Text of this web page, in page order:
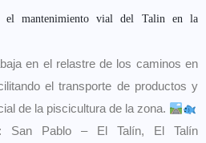
el mantenimiento vial del Talin en la
en el relastre de los caminos en
el transporte de productos y
de la piscicultura de la zona.
San Pablo – El Talín, El Talín